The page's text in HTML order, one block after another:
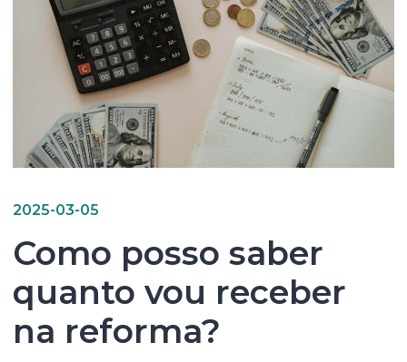
2025-03-05
Como posso saber
quanto vou receber
na reforma?